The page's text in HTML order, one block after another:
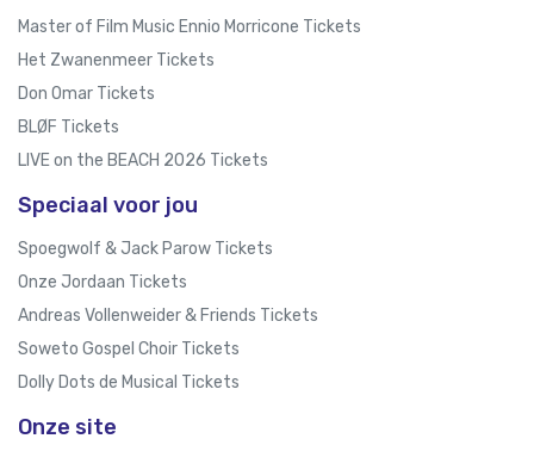
Master of Film Music Ennio Morricone Tickets
Het Zwanenmeer Tickets
Don Omar Tickets
BLØF Tickets
LIVE on the BEACH 2026 Tickets
Speciaal voor jou
Spoegwolf & Jack Parow Tickets
Onze Jordaan Tickets
Andreas Vollenweider & Friends Tickets
Soweto Gospel Choir Tickets
Dolly Dots de Musical Tickets
Onze site